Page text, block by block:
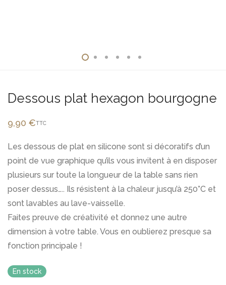
Dessous plat hexagon bourgogne
9,90 €TTC
Les dessous de plat en silicone sont si décoratifs d’un
point de vue graphique qu’ils vous invitent à en disposer
plusieurs sur toute la longueur de la table sans rien
poser dessus….. Ils résistent à la chaleur jusqu’à 250°C et
sont lavables au lave-vaisselle.
Faites preuve de créativité et donnez une autre
dimension à votre table. Vous en oublierez presque sa
fonction principale !
En stock